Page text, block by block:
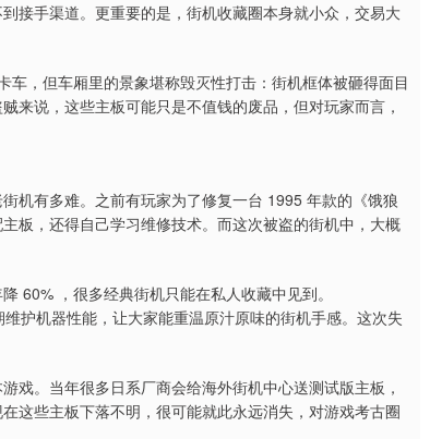
接手渠道。更重要的是，街机收藏圈本身就小众，交易大
，但车厢里的景象堪称毁灭性打击：街机框体被砸得面目
来说，这些主板可能只是不值钱的废品，但对玩家而言，
机有多难。之前有玩家为了修复一台 1995 年款的《饿狼
板，还得自己学习维修技术。而这次被盗的街机中，大概
60% ，很多经典街机只能在私人收藏中见到。
护机器性能，让大家能重温原汁原味的街机手感。这次失
戏。当年很多日系厂商会给海外街机中心送测试版主板，
这些主板下落不明，很可能就此永远消失，对游戏考古圈